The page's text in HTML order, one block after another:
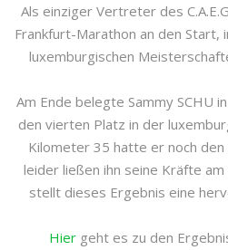
Als einziger Vertreter des
Frankfurt-Marathon an den Start,
luxemburgischen
Am Ende belegte Sammy SCHU
den vierten Platz in der
Kilometer 35 hatte er noch
leider ließen ihn seine Kräfte am
stellt dieses Ergebnis eine
Hiergeht es zu den